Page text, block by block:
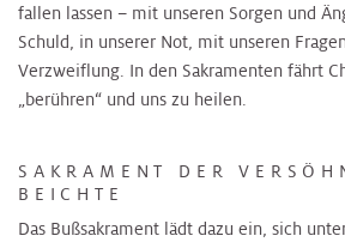
fallen lassen – mit unseren Sorgen und
Schuld, in unserer Not, mit unseren
Verzweiflung. In den Sakramenten fährt
„berühren“ und uns zu heilen.
SAKRAMENT DER
BEICHTE
Das Bußsakrament lädt dazu ein, sich